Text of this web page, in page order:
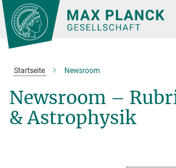
Hauptinhalt
Startseite Newsroom
Newsroom –
& Astrophysik